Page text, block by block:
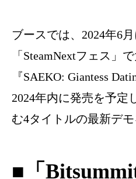
ブースでは、2024年6
「SteamNextフェス」
『SAEKO: Giantess
2024年内に発売を予定
む4タイトルの最新デモ
■ 「